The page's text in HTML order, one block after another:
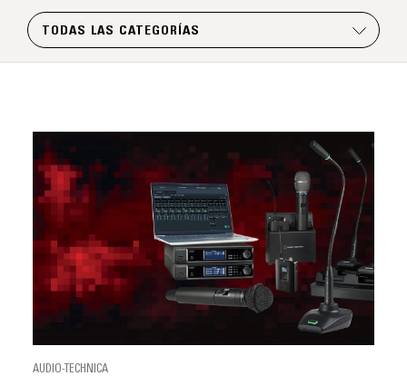
TODAS LAS CATEGORÍAS
AUDIO-TECHNICA